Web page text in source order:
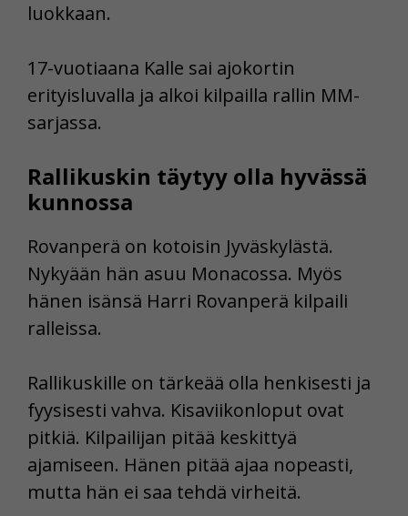
luokkaan.
17-vuotiaana Kalle sai ajokortin
erityisluvalla ja alkoi kilpailla rallin MM-
sarjassa.
Rallikuskin täytyy olla hyvässä
kunnossa
Rovanperä on kotoisin Jyväskylästä.
Nykyään hän asuu Monacossa. Myös
hänen isänsä Harri Rovanperä kilpaili
ralleissa.
Rallikuskille on tärkeää olla henkisesti ja
fyysisesti vahva. Kisaviikonloput ovat
pitkiä. Kilpailijan pitää keskittyä
ajamiseen. Hänen pitää ajaa nopeasti,
mutta hän ei saa tehdä virheitä.